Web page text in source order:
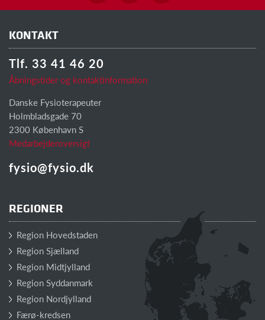
KONTAKT
Tlf. 33 41 46 20
Åbningstider og kontaktinformation
Danske Fysioterapeuter
Holmbladsgade 70
2300 København S
Medarbejderoversigt
fysio@fysio.dk
REGIONER
Region Hovedstaden
Region Sjælland
Region Midtjylland
Region Syddanmark
Region Nordjylland
Færø-kredsen